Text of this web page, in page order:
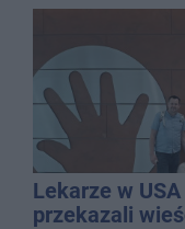
Lekarze w
przekazali